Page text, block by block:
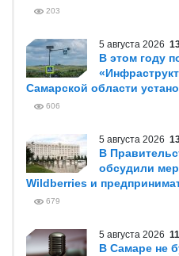
203
5 августа 2026
В этом году
Самарской области
606
5 августа 2026
В
обсудили
Wildberries и
679
5 августа 2026
В Самаре не